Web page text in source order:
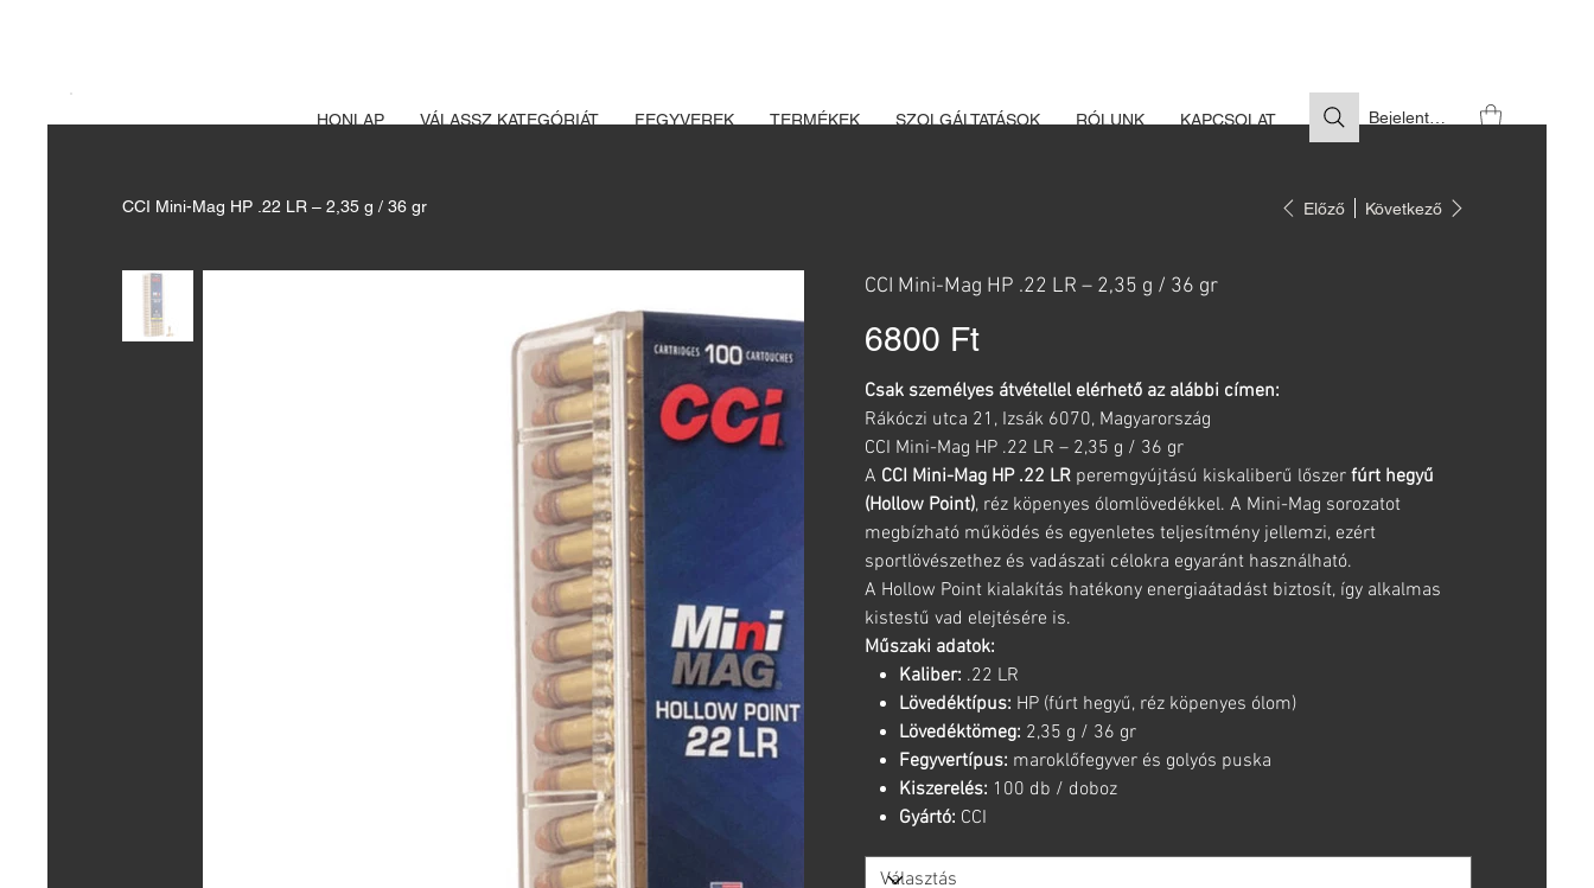
Bejelentkezés
HONLAP VÁLASSZ KATEGÓRIÁT FEGYVEREK TERMÉKEK SZOLGÁLTATÁSOK RÓLUNK KAPCSOLAT
CCI Mini-Mag HP .22 LR – 2,35 g / 36 gr Előző Következő
CCI Mini-Mag HP .22 LR – 2,35 g / 36 gr
6800 Ft
Csak személyes átvétellel elérhető az alábbi címen:
Rákóczi utca 21, Izsák 6070, Magyarország
CCI Mini-Mag HP .22 LR – 2,35 g / 36 gr
A CCI Mini-Mag HP .22 LRperemgyújtású kiskaliberű lőszer fúrt hegyű
(Hollow Point), réz köpenyes ólomlövedékkel. A Mini-Mag sorozatot
megbízható működés és egyenletes teljesítmény jellemzi, ezért
sportlövészethez és vadászati célokra egyaránt használható.
A Hollow Point kialakítás hatékony energiaátadást biztosít, így alkalmas
kistestű vad elejtésére is.
Műszaki adatok:
Kaliber: .22 LR
Lövedéktípus: HP (fúrt hegyű, réz köpenyes ólom)
Lövedéktömeg: 2,35 g / 36 gr
Fegyvertípus: maroklőfegyver és golyós puska
Kiszerelés: 100 db / doboz
Gyártó: CCI